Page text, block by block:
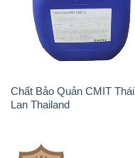
Chất Bảo Quản CMIT Thái
Lan Thailand